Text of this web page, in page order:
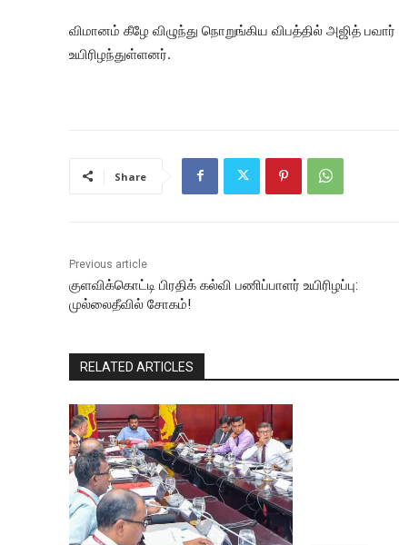
விமானம் கீழே விழுந்து நொறுங்கிய விபத்தில் அஜித்
உயிரிழந்துள்ளனர்.
Share
Previous article
குளவிக்கொட்டி பிரதிக் கல்வி பணிப்பாளர் உயிரிழப்பு:
முல்லைதீவில் சோகம்!
RELATED ARTICLES